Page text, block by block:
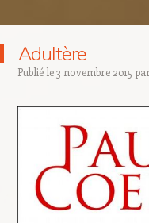
Adultère
Publié le3 novembre 2015